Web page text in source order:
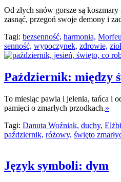
Od złych snów gorsze są
zasnąć, przegoń swoje demony i
Tagi: bezsenność, harmonia,
senność, wypoczynek, zdrowie,
Październik: między
To miesiąc pawia i jelenia, tańca i
pamięci o zmarłych przodkach.»
Tagi: Danuta Woźniak, duchy,
październik, różowy, święto
Język symboli: dym